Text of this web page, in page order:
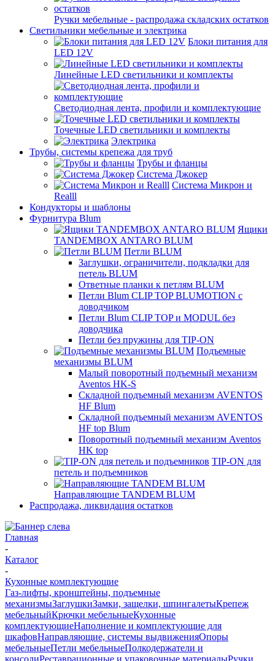
Ручки мебельные - распродажа складских остатков
Светильники мебельные и электрика
Блоки питания для
LED 12V
Линейные LED светильники и комплекты
Светодиодная лента, профили и комплектующие
Точечные LED светильники и комплекты
Электрика
Трубы, системы крепежа для труб
Трубы и фланцы
Система Джокер
Система Микрон и
Realll
Кондукторы и шаблоны
Фурнитура Blum
Ящики
TANDEMBOX ANTARO BLUM
Петли BLUM
Заглушки, ограничители, подкладки для
петель BLUM
Ответные планки к петлям BLUM
Петли Blum CLIP TOP BLUMOTION с
доводчиком
Петли Blum CLIP TOP и MODUL без
доводчика
Петли без пружины для TIP-ON
Подъемные
механизмы BLUM
Малый поворотный подъемный механизм
Aventos HK-S
Складной подъемный механизм AVENTOS
HF Blum
Складной подъемный механизм AVENTOS
HF top Blum
Поворотный подъемный механизм Aventos
HK top
TIP-ON для
петель и подъемников
Направляющие TANDEM BLUM
Распродажа, ликвидация остатков
Главная
-
Каталог
-
Кухонные комплектующие
Газ-лифты, кронштейны, подъемные
механизмыЗаглушкиЗамки, защелки, шпингалетыКрепеж
мебельныйКрючки мебельныеКухонные
комплектующиеНаполнение и комплектующие для
шкафовНаправляющие, системы выдвиженияОпоры
мебельныеПетли мебельныеПолкодержатели и
консолиРеставрационные и упаковочные материалыРучки